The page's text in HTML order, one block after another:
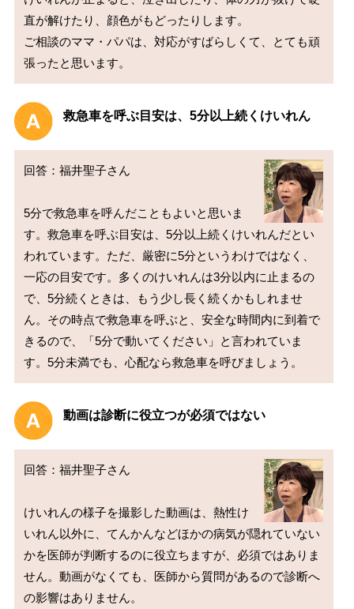
直が解けたり、顔色がもどったりします。
ご相談のママ・パパは、対応がすばらしくて、とても頑
救急車を呼ぶ目安は、5分以上続くけいれん
回答：福井聖子さん
5分で救急車を呼んだこともよいと思いま
す。救急車を呼ぶ目安は、5分以上続くけいれんだとい
われています。ただ、厳密に5分というわけではなく、
一応の目安です。多くのけいれんは3分以内に止まるの
で、5分続くときは、もう少し長く続くかもしれませ
ん。その時点で救急車を呼ぶと、安全な時間内に到着で
きるので、「5分で動いてください」と言われていま
動画は診断に役立つが必須ではない
回答：福井聖子さん
けいれんの様子を撮影した動画は、熱性け
いれん以外に、てんかんなどほかの病気が隠れていない
かを医師が判断するのに役立ちますが、必須ではありま
せん。動画がなくても、医師から質問があるので診断へ
の影響はありません。